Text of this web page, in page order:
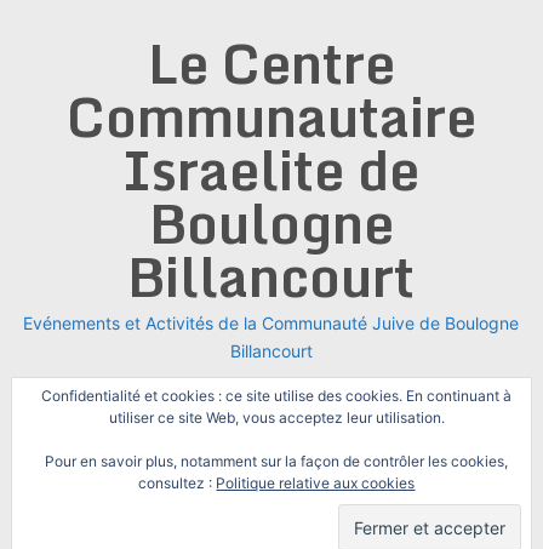
Le Centre
Communautaire
Israelite de
Boulogne
Billancourt
Evénements et Activités de la Communauté Juive de Boulogne
Billancourt
Confidentialité et cookies : ce site utilise des cookies. En continuant à
utiliser ce site Web, vous acceptez leur utilisation.
Pour en savoir plus, notamment sur la façon de contrôler les cookies,
consultez : Politique relative aux cookies